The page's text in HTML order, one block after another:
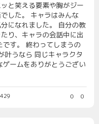
と笑える要素や胸がジー
した。 キャラはみんな
になれました。 自分の教
り、キャラの会話中に出
す。 終わってしまうの
叶うなら 同じキャラクタ
ームをありがとうござい
0 0